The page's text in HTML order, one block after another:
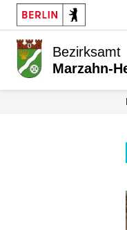
Bezirksamt
Marzahn-